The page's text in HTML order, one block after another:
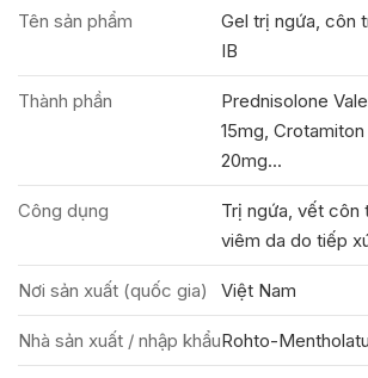
Tên sản phẩm
Gel trị ngứa, côn
IB
Thành phần
Prednisolone
15mg,
20mg...
Công dụng
Trị ngứa, vết côn
viêm da do tiếp
Nơi sản xuất (quốc gia) Việt Nam
Nhà sản xuất / nhập khẩuRohto-